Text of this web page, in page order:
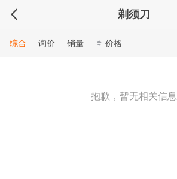
剃须刀
综合 询价 销量 价格
抱歉，暂无相关信息